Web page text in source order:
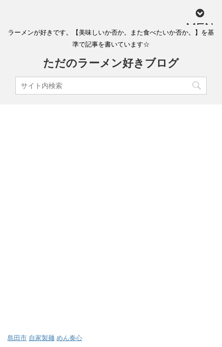
MEN
ラーメンが好きです。【美味しいか否か。また食べたいか否か。】を基
準で記事を書いています☆
ただのラーメン好きブログ
島田市 自家製麺 めん奏心